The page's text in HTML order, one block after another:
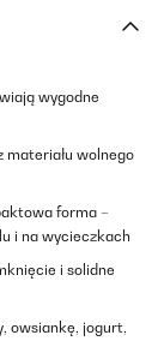
wygodne
materiału wolnego
forma –
i na wycieczkach
i solidne
owsiankę, jogurt,